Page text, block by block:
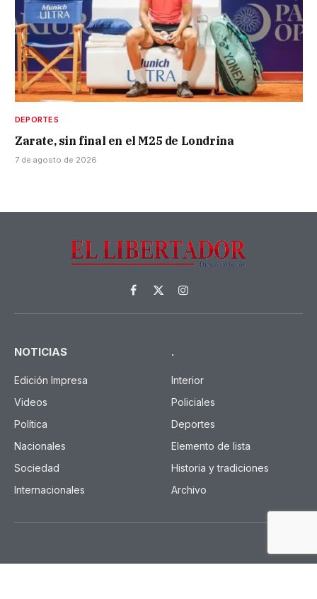
DEPORTES
Zarate, sin final en el M25 de Londrina
7 de agosto de 2026
Facebook
X
(Twitter)
Instagram
NOTICIAS
Edición Impresa
Videos
Política
Nacionales
Sociedad
Internacionales
.
Interior
Policiales
Deportes
Elemento de lista
Historia y tradiciones
Archivo